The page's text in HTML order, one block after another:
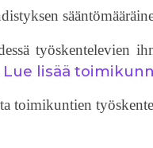
työskentelevien
Lue lisää
toimikuntien